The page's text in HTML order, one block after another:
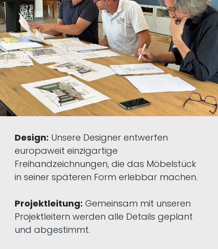
Design: Unsere Designer entwerfen
europaweit einzigartige
Freihandzeichnungen, die das Möbelstück
in seiner späteren Form erlebbar machen.
Projektleitung: Gemeinsam mit unseren
Projektleitern werden alle Details geplant
und abgestimmt.